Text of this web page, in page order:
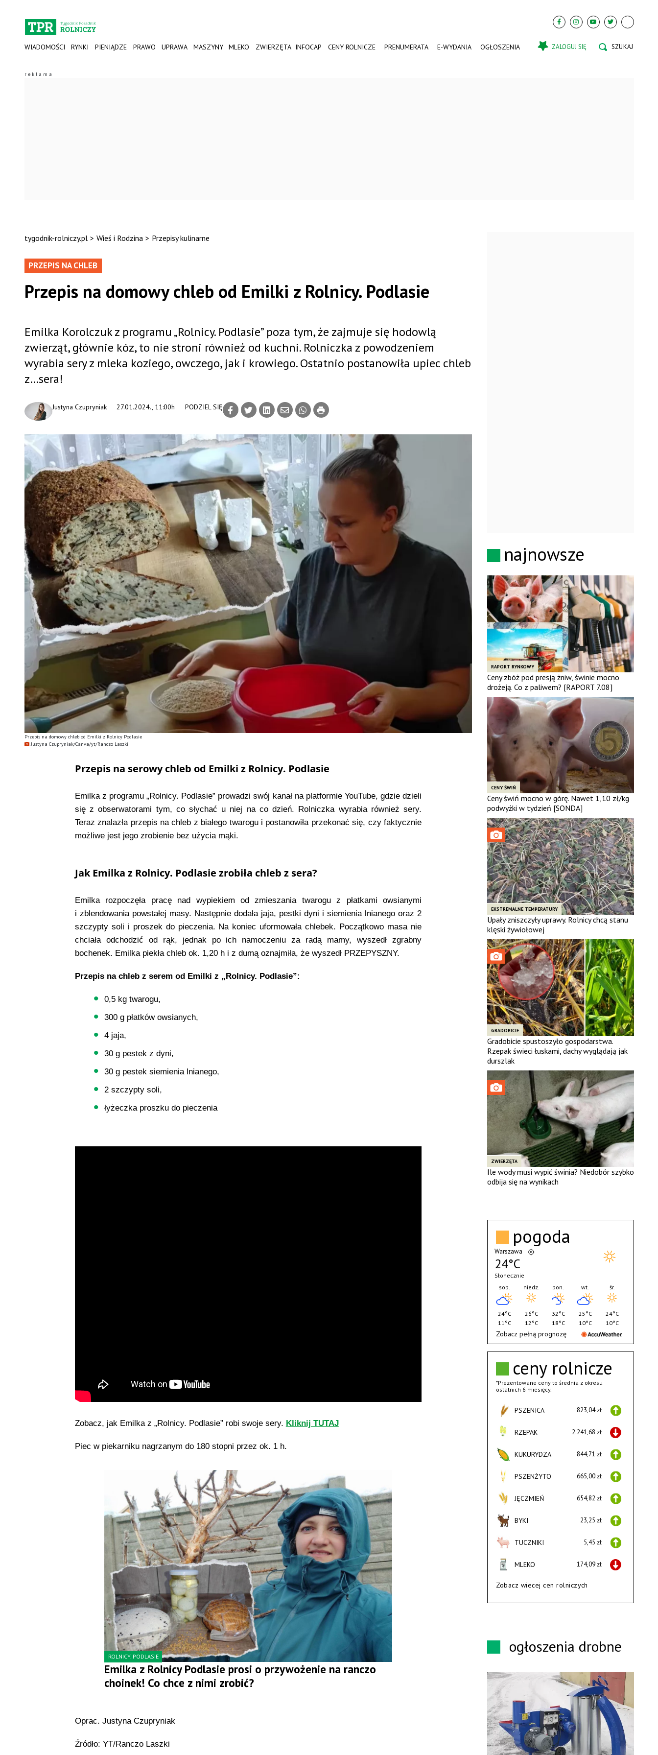
WIADOMOŚCI RYNKI PIENIĄDZE PRAWO UPRAWA MASZYNY MLEKO ZWIERZĘTA INFOCAP CENY ROLNICZE PRENUMERATA E-WYDANIA OGŁOSZENIA ZALOGUJ SIĘ
tygodnik-rolniczy.pl > Wieś i Rodzina > Przepisy kulinarne
Przepis na domowy chleb od Emilki z Rolnicy Podlasie
Justyna Czupryniak/Canva/yt/Ranczo Laszki
PRZEPIS NA CHLEB
Przepis na domowy chleb od Emilki z Rolnicy. Podlasie
27.01.2024., 11:00h
Justyna Czupryniak PODZIEL SIĘ
Emilka Korolczuk z programu „Rolnicy. Podlasie” poza tym, że zajmuje się hodowlą
zwierząt, głównie kóz, to nie stroni również od kuchni. Rolniczka z powodzeniem
wyrabia sery z mleka koziego, owczego, jak i krowiego. Ostatnio postanowiła upiec chleb
z…sera!
Przepis na serowy chleb od Emilki z Rolnicy. Podlasie
Emilka z programu „Rolnicy. Podlasie” prowadzi swój kanał na platformie YouTube, gdzie dzieli
się z obserwatorami tym, co słychać u niej na co dzień. Rolniczka wyrabia również sery.
Teraz znalazła przepis na chleb z białego twarogu i postanowiła przekonać się, czy faktycznie
możliwe jest jego zrobienie bez użycia mąki.
Jak Emilka z Rolnicy. Podlasie zrobiła chleb z sera?
Emilka rozpoczęła pracę nad wypiekiem od zmieszania twarogu z płatkami owsianymi
i zblendowania powstałej masy. Następnie dodała jaja, pestki dyni i siemienia lnianego oraz 2
szczypty soli i proszek do pieczenia. Na koniec uformowała chlebek. Początkowo masa nie
chciała odchodzić od rąk, jednak po ich namoczeniu za radą mamy, wyszedł zgrabny
bochenek. Emilka piekła chleb ok. 1,20 h i z dumą oznajmiła, że wyszedł PRZEPYSZNY.
Przepis na chleb z serem od Emilki z „Rolnicy. Podlasie”​:
0,5 kg twarogu,
300 g płatków owsianych,
4 jaja,
30 g pestek z dyni,
30 g pestek siemienia lnianego,
2 szczypty soli,
łyżeczka proszku do pieczenia
Zobacz, jak Emilka z „Rolnicy. Podlasie” robi swoje sery. Kliknij TUTAJ
Piec w piekarniku nagrzanym do 180 stopni przez ok. 1 h.
ROLNICY. PODLASIE
Emilka z Rolnicy Podlasie prosi o przywożenie na ranczo
choinek! Co chce z nimi zrobić?
Oprac. Justyna Czupryniak
Źródło: YT/Ranczo Laszki
najnowsze
RAPORT RYNKOWY
Ceny zbóż pod presją żniw, świnie mocno
drożeją. Co z paliwem? [RAPORT 7.08]
CENY ŚWIŃ
Ceny świń mocno w górę. Nawet 1,10 zł/kg
podwyżki w tydzień [SONDA]
EKSTREMALNE TEMPERATURY
Upały zniszczyły uprawy. Rolnicy chcą stanu
klęski żywiołowej
GRADOBICIE
Gradobicie spustoszyło gospodarstwa.
Rzepak świeci łuskami, dachy wyglądają jak
durszlak
ZWIERZĘTA
Ile wody musi wypić świnia? Niedobór szybko
odbija się na wynikach
ceny rolnicze
*Prezentowane ceny to średnia z okresu
ostatnich 6 miesięcy.
PSZENICA 823,04 zł
RZEPAK 2.241,68 zł
KUKURYDZA 844,71 zł
PSZENŻYTO 665,00 zł
JĘCZMIEŃ 654,82 zł
BYKI 23,25 zł
TUCZNIKI 5,45 zł
MLEKO 174,09 zł
Zobacz wiecej cen rolniczych
pogoda
Warszawa
24°C
Słonecznie
sob.
24°C
11°C
niedz.
26°C
12°C
pon.
32°C
18°C
wt.
25°C
10°C
śr.
24°C
10°C
Zobacz pełną prognozę
ogłoszenia drobne